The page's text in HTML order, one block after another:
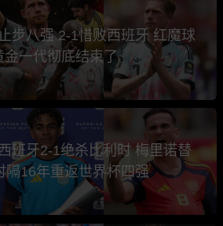
步八强 2-1惜败西班牙 红魔球
金一代彻底结束了
班牙2-1绝杀比利时 梅里诺替
隔16年重返世界杯四强